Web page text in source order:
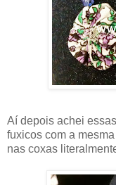
Aí depois achei
fuxicos com a
nas coxas